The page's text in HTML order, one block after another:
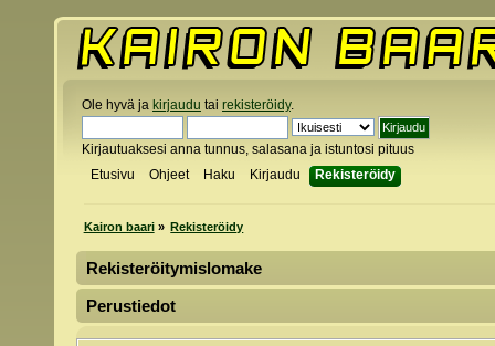
Ole hyvä ja kirjaudu tai rekisteröidy.
Kirjautuaksesi anna tunnus, salasana ja istuntosi pituus
Etusivu
Ohjeet Haku Kirjaudu Rekisteröidy
Kairon baari» Rekisteröidy
Rekisteröitymislomake
Perustiedot